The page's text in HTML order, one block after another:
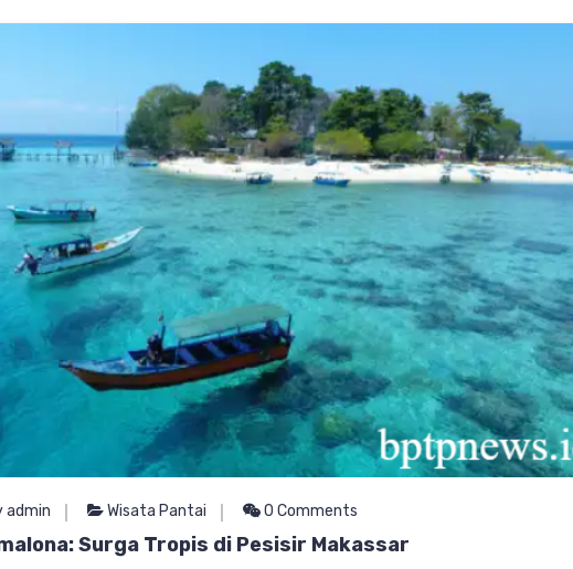
admin Wisata Pantai 0 Comments
Surga Tropis di Pesisir Makassar